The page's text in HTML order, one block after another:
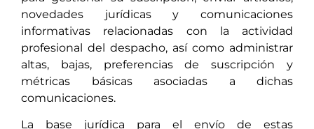
novedades jurídicas y comunicaciones
informativas relacionadas con la actividad
profesional del despacho, así como administrar
altas, bajas, preferencias de suscripción y
métricas básicas asociadas a dichas
comunicaciones.
La base jurídica para el envío de estas